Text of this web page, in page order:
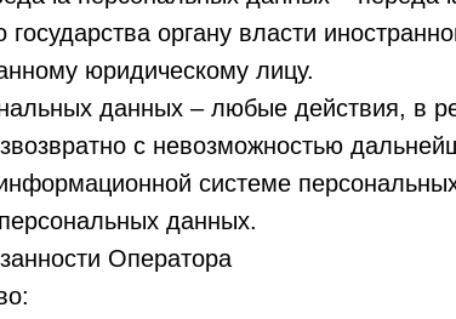
органу власти
юридическому лицу.
данных – любые действия, в
с невозможностью
системе
данных.
Оператора